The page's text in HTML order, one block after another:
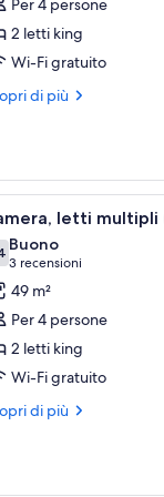
Per 4 persone
2 letti king
Wi-Fi gratuito
di più
scrivania, una
4 letti multipli
su 10
Buono
3 recensioni
(3
recensioni)
49 m²
Per 4 persone
2 letti king
Wi-Fi gratuito
di più